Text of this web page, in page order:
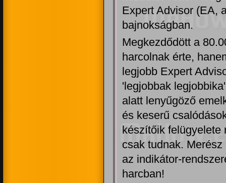
Expert Advisor (EA,
bajnokságban.
Megkezdődött a
harcolnak érte,
legjobb Expert
'legjobbak
alatt lenyűgöző
és keserű
készítőik felügyelete
csak tudnak.
az indikátor-
harcban!